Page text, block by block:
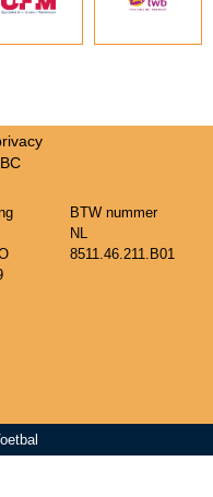
BTW nummer
NL
8511.46.211.B01